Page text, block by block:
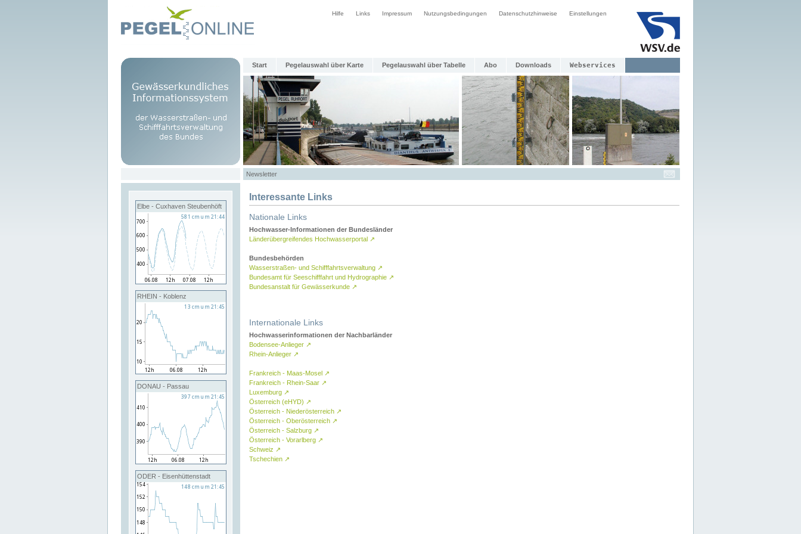
Hilfe Links Impressum Nutzungsbedingungen Datenschutzhinweise Einstellungen
Start Pegelauswahl über Karte Pegelauswahl über Tabelle Abo Downloads Webservices
Newsletter
Elbe - Cuxhaven Steubenhöft
RHEIN - Koblenz
DONAU - Passau
ODER - Eisenhüttenstadt
Interessante Links
Nationale Links
Hochwasser-Informationen der Bundesländer
Länderübergreifendes Hochwasserportal ↗
Bundesbehörden
Wasserstraßen- und Schifffahrtsverwaltung ↗
Bundesamt für Seeschifffahrt und Hydrographie ↗
Bundesanstalt für Gewässerkunde ↗
Internationale Links
Hochwasserinformationen der Nachbarländer
Bodensee-Anlieger ↗
Rhein-Anlieger ↗
Frankreich - Maas-Mosel ↗
Frankreich - Rhein-Saar ↗
Luxemburg ↗
Österreich (eHYD) ↗
Österreich - Niederösterreich ↗
Österreich - Oberösterreich ↗
Österreich - Salzburg ↗
Österreich - Vorarlberg ↗
Schweiz ↗
Tschechien ↗